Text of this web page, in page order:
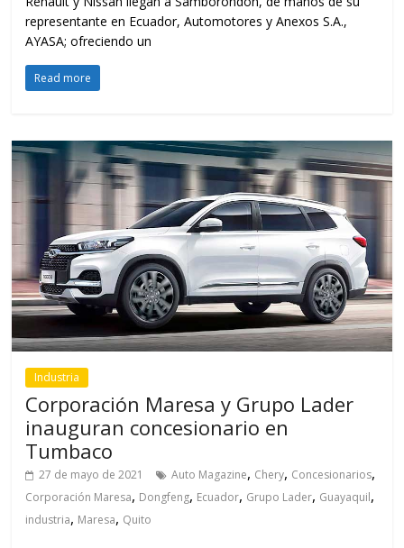
representante en Ecuador, Automotores y Anexos S.A.,
AYASA; ofreciendo un
Read more
Industria
Corporación Maresa y Grupo Lader
inauguran concesionario en
Tumbaco
27 de mayo de 2021 Auto Magazine, Chery, Concesionarios,
Corporación Maresa, Dongfeng, Ecuador, Grupo Lader, Guayaquil,
industria, Maresa, Quito